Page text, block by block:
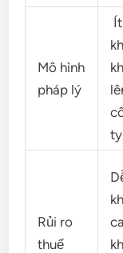
Mô hình
pháp lý
Ít
ty
Rủi ro
thuế